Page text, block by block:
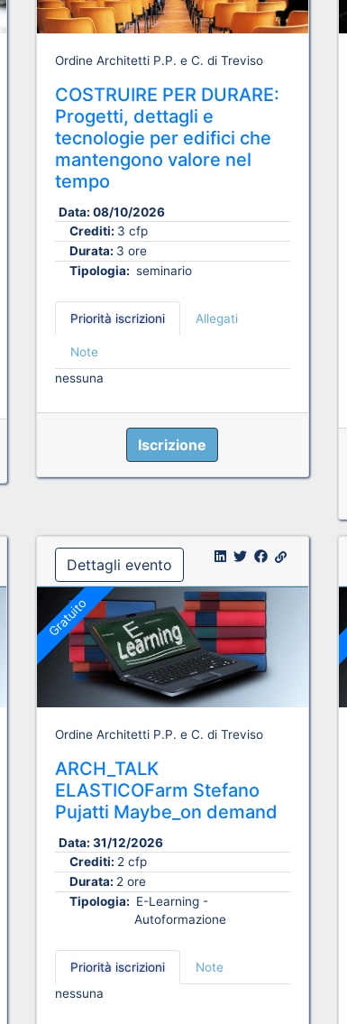
Ordine Architetti P.P. e C. di Treviso
COSTRUIRE PER DURARE:
Progetti, dettagli e
tecnologie per edifici che
mantengono valore nel
tempo
Data: 08/10/2026
Crediti: 3 cfp
Durata: 3 ore
Tipologia: seminario
Priorità iscrizioni Allegati
Note
nessuna
Iscrizione
Dettagli evento
Gratuito
Ordine Architetti P.P. e C. di Treviso
ARCH_TALK
ELASTICOFarm Stefano
Pujatti Maybe_on demand
Data: 31/12/2026
Crediti: 2 cfp
Durata: 2 ore
Tipologia: E-Learning -
Autoformazione
Priorità iscrizioni
Note
nessuna